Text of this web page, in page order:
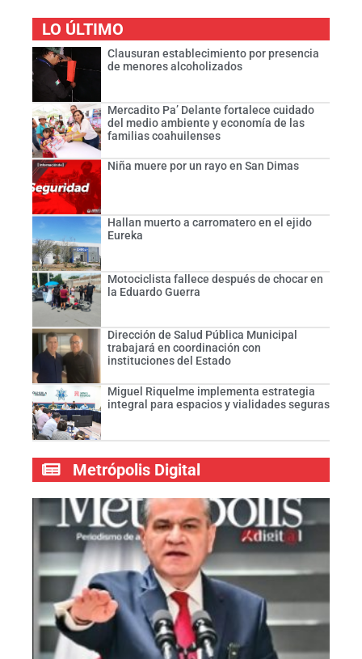
LO ÚLTIMO
Clausuran establecimiento por presencia
de menores alcoholizados
Mercadito Pa’ Delante fortalece cuidado
del medio ambiente y economía de las
familias coahuilenses
Niña muere por un rayo en San Dimas
Hallan muerto a carromatero en el ejido
Eureka
Motociclista fallece después de chocar en
la Eduardo Guerra
Dirección de Salud Pública Municipal
trabajará en coordinación con
instituciones del Estado
Miguel Riquelme implementa estrategia
integral para espacios y vialidades seguras
Metrópolis Digital